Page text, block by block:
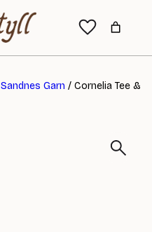
Sandnes Garn / Cornelia Tee &